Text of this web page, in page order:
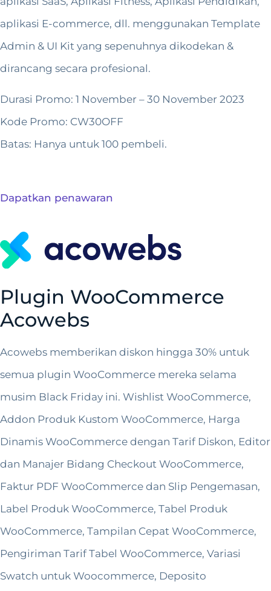
aplikasi E-commerce, dll. menggunakan Template
Admin & UI Kit yang sepenuhnya dikodekan &
dirancang secara profesional.
Durasi Promo: 1 November – 30 November 2023
Kode Promo: CW30OFF
Batas: Hanya untuk 100 pembeli.
Dapatkan penawaran
Plugin WooCommerce
Acowebs
Acowebs memberikan diskon hingga 30% untuk
semua plugin WooCommerce mereka selama
musim Black Friday ini. Wishlist WooCommerce,
Addon Produk Kustom WooCommerce, Harga
Dinamis WooCommerce dengan Tarif Diskon, Editor
dan Manajer Bidang Checkout WooCommerce,
Faktur PDF WooCommerce dan Slip Pengemasan,
Label Produk WooCommerce, Tabel Produk
WooCommerce, Tampilan Cepat WooCommerce,
Pengiriman Tarif Tabel WooCommerce, Variasi
Swatch untuk Woocommerce, Deposito